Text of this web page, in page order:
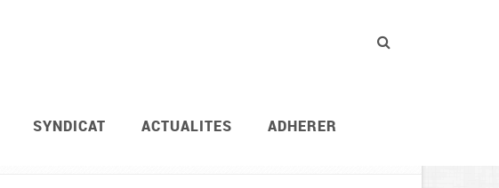
SYNDICAT ACTUALITES ADHERER